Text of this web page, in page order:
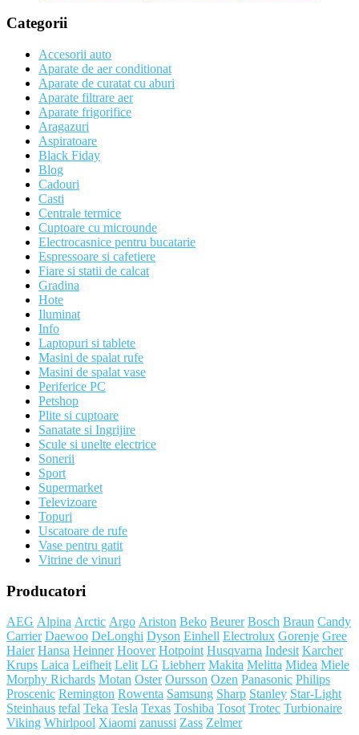
Categorii
Accesorii auto
Aparate de aer conditionat
Aparate de curatat cu aburi
Aparate filtrare aer
Aparate frigorifice
Aragazuri
Aspiratoare
Black Fiday
Blog
Cadouri
Casti
Centrale termice
Cuptoare cu microunde
Electrocasnice pentru bucatarie
Espressoare si cafetiere
Fiare si statii de calcat
Gradina
Hote
Iluminat
Info
Laptopuri si tablete
Masini de spalat rufe
Masini de spalat vase
Periferice PC
Petshop
Plite si cuptoare
Sanatate si Ingrijire
Scule si unelte electrice
Sonerii
Sport
Supermarket
Televizoare
Topuri
Uscatoare de rufe
Vase pentru gatit
Vitrine de vinuri
Producatori
AEG Alpina Arctic Argo Ariston Beko Beurer Bosch Braun Candy
Carrier Daewoo DeLonghi Dyson Einhell Electrolux Gorenje Gree
Haier Hansa Heinner Hoover Hotpoint Husqvarna Indesit Karcher
Krups Laica Leifheit Lelit LG Liebherr Makita Melitta Midea Miele
Morphy Richards Motan Oster Oursson Ozen Panasonic Philips
Proscenic Remington Rowenta Samsung Sharp Stanley Star-Light
Steinhaus tefal Teka Tesla Texas Toshiba Tosot Trotec Turbionaire
Viking Whirlpool Xiaomi zanussi Zass Zelmer